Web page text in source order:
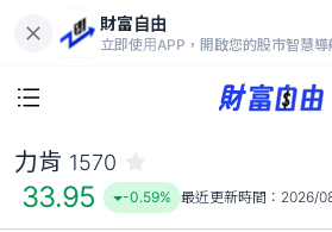
財富自由
立即使用APP，開啟您的股市智慧導
33.95
-0.59%
力肯 1570
33.95 -0.59% 最近更新時間： 2026/